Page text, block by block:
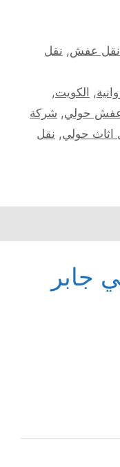
نقل عفش, نقل
, الكويت,
حولي, شركة
اثاث حولي, نقل
جابر